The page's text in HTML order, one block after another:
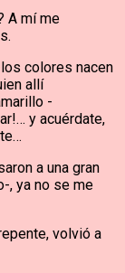
A mí me
colores nacen
allí
-
y acuérdate,
a una gran
, ya no se me
volvió a